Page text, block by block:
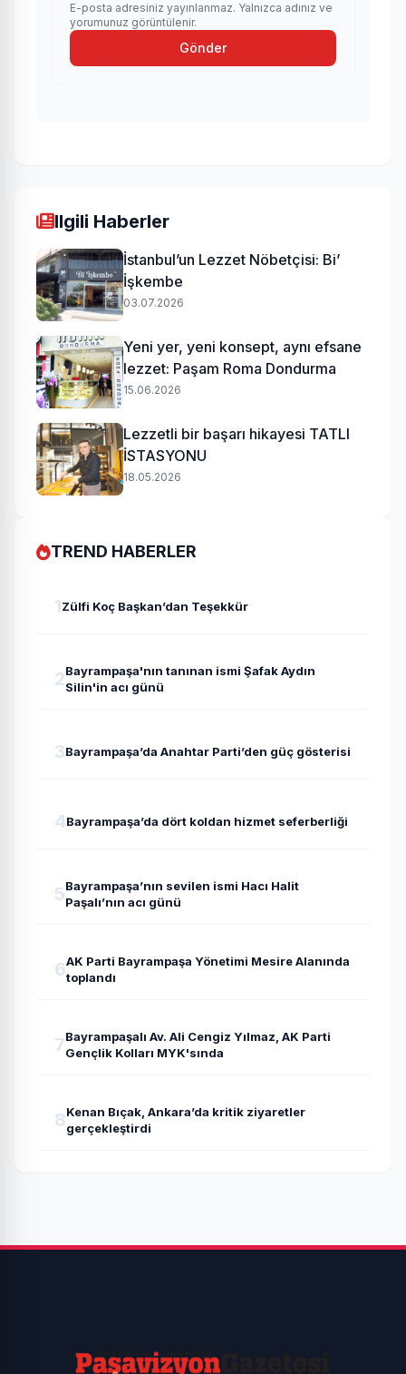
E-posta adresiniz yayınlanmaz. Yalnızca adınız ve
yorumunuz görüntülenir.
Gönder
Ilgili Haberler
İstanbul’un Lezzet Nöbetçisi: Bi’
İşkembe
03.07.2026
Yeni yer, yeni konsept, aynı efsane
lezzet: Paşam Roma Dondurma
15.06.2026
Lezzetli bir başarı hikayesi TATLI
İSTASYONU
18.05.2026
TREND HABERLER
1Zülfi Koç Başkan’dan Teşekkür
2Bayrampaşa'nın tanınan ismi Şafak Aydın
Silin'in acı günü
3Bayrampaşa’da Anahtar Parti’den güç gösterisi
4Bayrampaşa’da dört koldan hizmet seferberliği
5Bayrampaşa’nın sevilen ismi Hacı Halit
Paşalı’nın acı günü
6AK Parti Bayrampaşa Yönetimi Mesire Alanında
toplandı
7Bayrampaşalı Av. Ali Cengiz Yılmaz, AK Parti
Gençlik Kolları MYK'sında
8Kenan Bıçak, Ankara’da kritik ziyaretler
gerçekleştirdi